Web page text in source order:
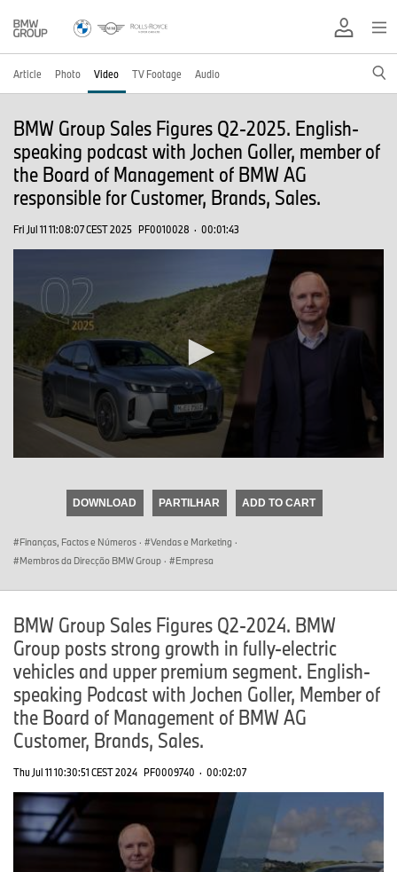
Article Photo Video TV Footage Audio
BMW Group Sales Figures Q2-2025. English-
speaking podcast with Jochen Goller, member of
the Board of Management of BMW AG
responsible for Customer, Brands, Sales.
Fri Jul 11 11:08:07 CEST 2025 PF0010028 · 00:01:43
DOWNLOAD PARTILHAR ADD TO CART
Finanças, Factos e Números · Vendas e Marketing ·
Membros da Direcção BMW Group · Empresa
BMW Group Sales Figures Q2-2024. BMW
Group posts strong growth in fully-electric
vehicles and upper premium segment. English-
speaking Podcast with Jochen Goller, Member of
the Board of Management of BMW AG
Customer, Brands, Sales.
Thu Jul 11 10:30:51 CEST 2024 PF0009740 · 00:02:07